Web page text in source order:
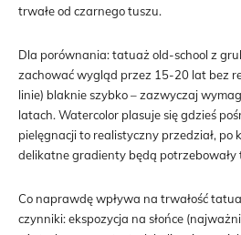
trwałe od czarnego tuszu.
Dla porównania: tatuaż old-school z
zachować wygląd przez 15-20 lat bez
linie) blaknie szybko – zazwyczaj
latach. Watercolor plasuje się gdzieś
pielęgnacji to realistyczny przedział, po
delikatne gradienty będą potrzebowały
Co naprawdę wpływa na trwałość
czynniki: ekspozycja na słońce